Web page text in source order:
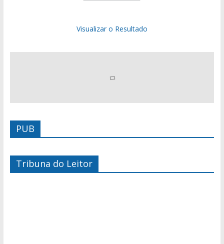
Visualizar o Resultado
PUB
Tribuna do Leitor